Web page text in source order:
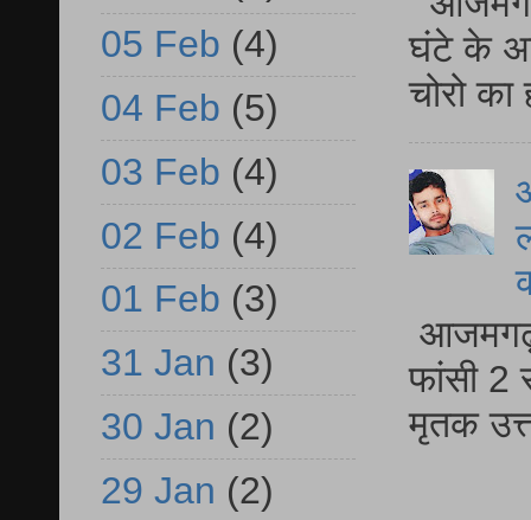
घंटे के
चोरो
आजमगढ़
फांसी 2
मृतक
05 Feb (4)
04 Feb (5)
03 Feb (4)
02 Feb (4)
01 Feb (3)
31 Jan (3)
30 Jan (2)
29 Jan (2)